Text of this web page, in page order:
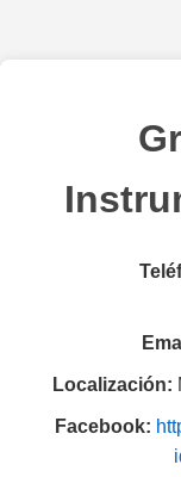
Localización:
Facebook: